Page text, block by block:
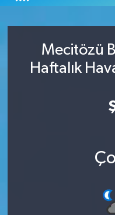
Mecitözü
Haftalık
Erasmus
Süper Lig Puan
Son Dakika